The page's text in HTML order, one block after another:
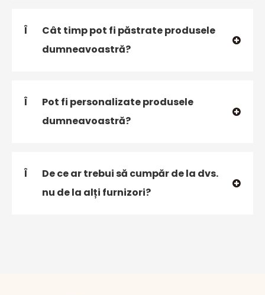
Î
Cât timp pot fi păstrate produsele
dumneavoastră?
Î
Pot fi personalizate produsele
dumneavoastră?
Î
De ce ar trebui să cumpăr de la dvs.
nu de la alți furnizori?